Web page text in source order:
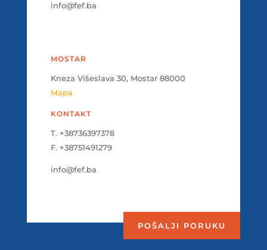
info@fef.ba
MOSTAR
Kneza Višeslava 30, Mostar 88000
Mapa
KONTAKT
T. +38736397378
F. +38751491279
info@fef.ba
POŠALJI PORUKU